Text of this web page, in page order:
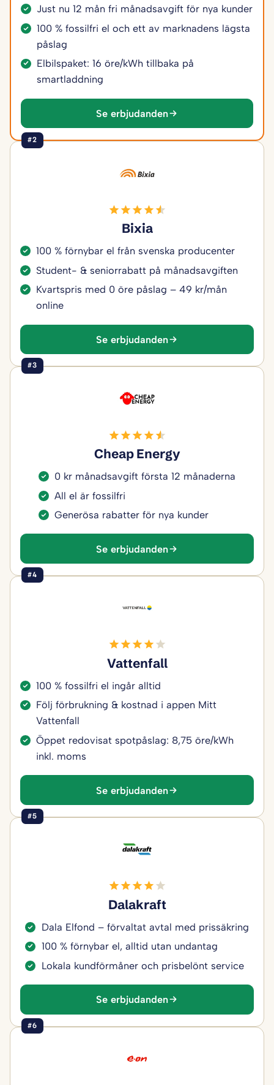
Just nu 12 mån fri månadsavgift för nya kunder
100 % fossilfri el och ett av marknadens lägsta
påslag
Elbilspaket: 16 öre/kWh tillbaka på
smartladdning
Se erbjudanden
#2
Bixia
100 % förnybar el från svenska producenter
Student- & seniorrabatt på månadsavgiften
Kvartspris med 0 öre påslag – 49 kr/mån
online
Se erbjudanden
#3
Cheap Energy
0 kr månadsavgift första 12 månaderna
All el är fossilfri
Generösa rabatter för nya kunder
Se erbjudanden
#4
Vattenfall
100 % fossilfri el ingår alltid
Följ förbrukning & kostnad i appen Mitt
Vattenfall
Öppet redovisat spotpåslag: 8,75 öre/kWh
inkl. moms
Se erbjudanden
#5
Dalakraft
Dala Elfond – förvaltat avtal med prissäkring
100 % förnybar el, alltid utan undantag
Lokala kundförmåner och prisbelönt service
Se erbjudanden
#6